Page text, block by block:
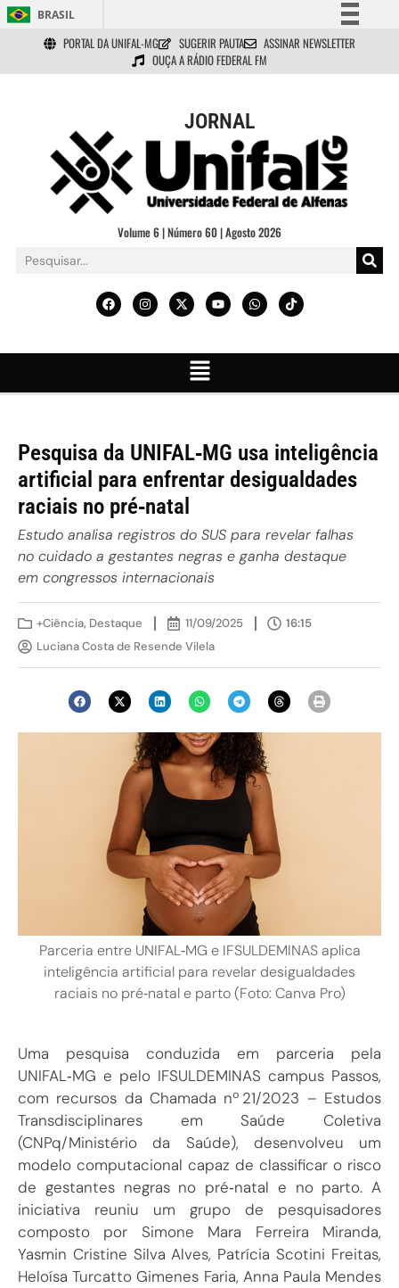
BRASIL
Simplifique!
Comunica BR
Acesso à informação
Legislação
Canais
PORTAL DA UNIFAL-MG SUGERIR PAUTA
ASSINAR NEWSLETTER
OUÇA A RÁDIO FEDERAL FM
JORNAL
Volume 6 | Número 60 | Agosto 2026
Pesquisa da UNIFAL‑MG usa inteligência
artificial para enfrentar desigualdades
raciais no pré‑natal
Estudo analisa registros do SUS para revelar falhas
no cuidado a gestantes negras e ganha destaque
em congressos internacionais
+Ciência, Destaque 11/09/2025
16:15
Luciana Costa de Resende Vilela
Parceria entre UNIFAL‑MG e IFSULDEMINAS aplica
inteligência artificial para revelar desigualdades
raciais no pré‑natal e parto (Foto: Canva Pro)
Uma pesquisa conduzida em parceria pela
UNIFAL‑MG e pelo IFSULDEMINAS campus Passos,
com recursos da Chamada nº 21/2023 – Estudos
Transdisciplinares em Saúde Coletiva
(CNPq/Ministério da Saúde), desenvolveu um
modelo computacional capaz de classificar o risco
de gestantes negras no pré‑natal e no parto. A
iniciativa reuniu um grupo de pesquisadores
composto por Simone Mara Ferreira Miranda,
Yasmin Cristine Silva Alves, Patrícia Scotini Freitas,
Heloísa Turcatto Gimenes Faria, Anna Paula Mendes